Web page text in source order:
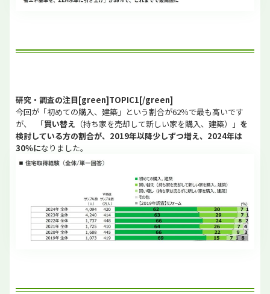
研究・調査の注目[green]TOPIC1[/green]
今回が「初めての購入、建築」という割合が62％で最も高いです
が、
「買い替え （持ち家を売却して新しい家を購入、建築）」 を
検討している方の割合が、 2019年以降少しずつ増え、2024年は
30％になりました。